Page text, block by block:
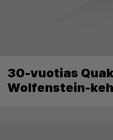
30-vuotias
Wolfenstein-